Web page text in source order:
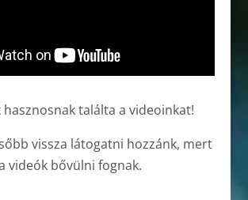
hasznosnak találta a videoinkat!
vissza látogatni hozzánk, mert
videók bővülni fognak.